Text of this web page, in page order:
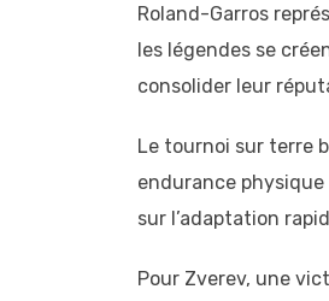
Roland-Garros
les légendes se
consolider leur
Le tournoi sur terre
endurance
sur l’adaptation
Pour Zverev, une